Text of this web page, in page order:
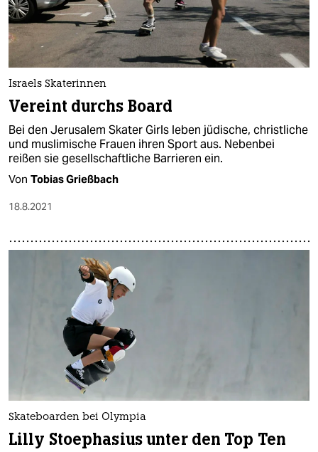
Israels Skaterinnen
Vereint durchs Board
Bei den Jerusalem Skater Girls leben jüdische, christliche
und muslimische Frauen ihren Sport aus. Nebenbei
reißen sie gesellschaftliche Barrieren ein.
Von Tobias Grießbach
18.8.2021
Skateboarden bei Olympia
Lilly Stoephasius unter den Top Ten